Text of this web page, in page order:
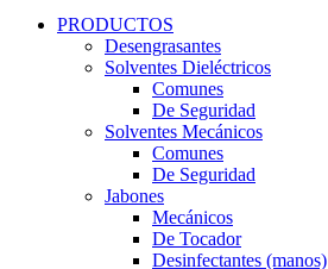
PRODUCTOS
Desengrasantes
Solventes Dieléctricos
Comunes
De Seguridad
Solventes Mecánicos
Comunes
De Seguridad
Jabones
Mecánicos
De Tocador
Desinfectantes (manos)